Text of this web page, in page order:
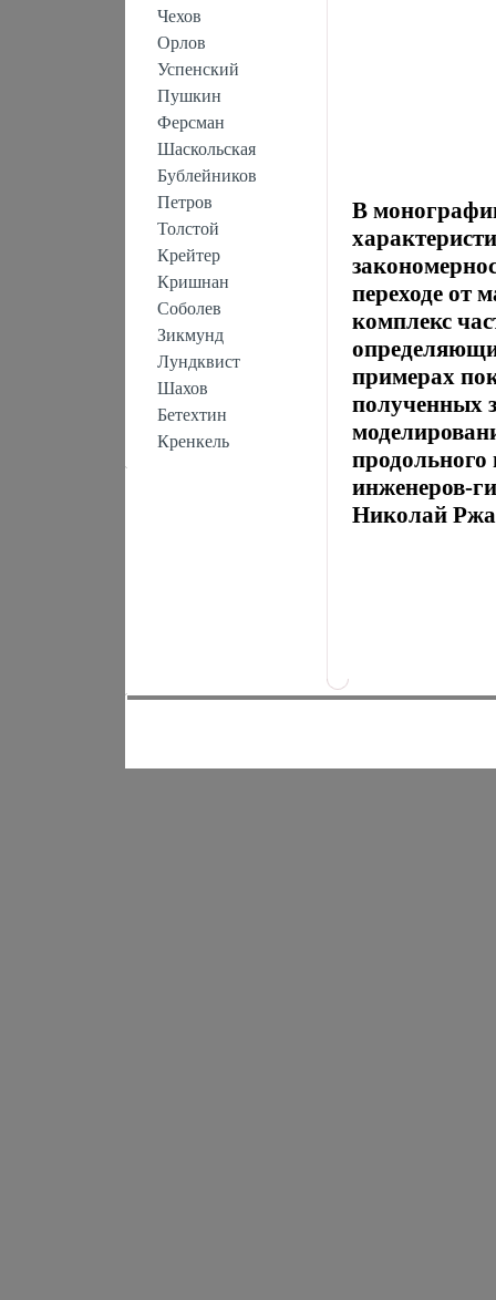
Чехов
Орлов
Успенский
Пушкин
Ферсман
Шаскольская
Бублейников
Петров
Толстой
Крейтер
Кришнан
Соболев
Зикмунд
Лундквист
Шахов
Бетехтин
Кренкель
В
переходе от
комплекс
примерах
полученных
продольного
инженеров-
Николай